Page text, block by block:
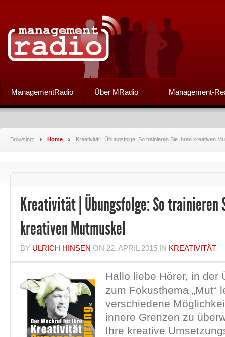
ManagementRadio Über MRadio Management-
Browsing: Home Kreativität | Übungsfolge: So trainieren Sie Ihren kreativen
Kreativität | Übungsfolge: So trainieren
kreativen Mutmuskel
BY ULRICH HINSEN ON 22. APRIL 2015 IN KREATIVITÄT
Hallo liebe Hörer, in der
zum Fokusthema „Mut“
verschiedene
innere Grenzen zu
Ihre kreative